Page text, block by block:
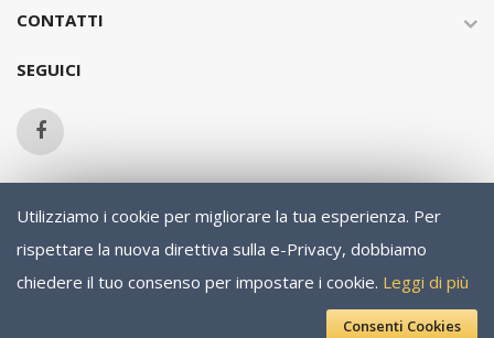
Utilizziamo i cookie per migliorare la tua esperienza. Per
rispettare la nuova direttiva sulla e-Privacy, dobbiamo
chiedere il tuo consenso per impostare i cookie. Leggi di più
Consenti Cookies
CONTATTI
SEGUICI